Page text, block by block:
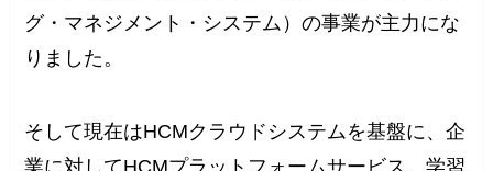
グ・マネジメント・システム）の事業が主力にな
りました。
そして現在はHCMクラウドシステムを基盤に、企